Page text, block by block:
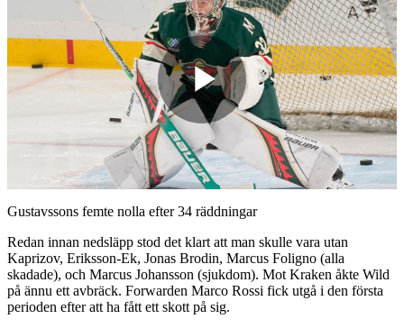
Play
Video
Gustavssons femte nolla efter 34 räddningar
Redan innan nedsläpp stod det klart att man skulle vara utan
Kaprizov, Eriksson-Ek, Jonas Brodin, Marcus Foligno (alla
skadade), och Marcus Johansson (sjukdom). Mot Kraken åkte Wild
på ännu ett avbräck. Forwarden Marco Rossi fick utgå i den första
perioden efter att ha fått ett skott på sig.